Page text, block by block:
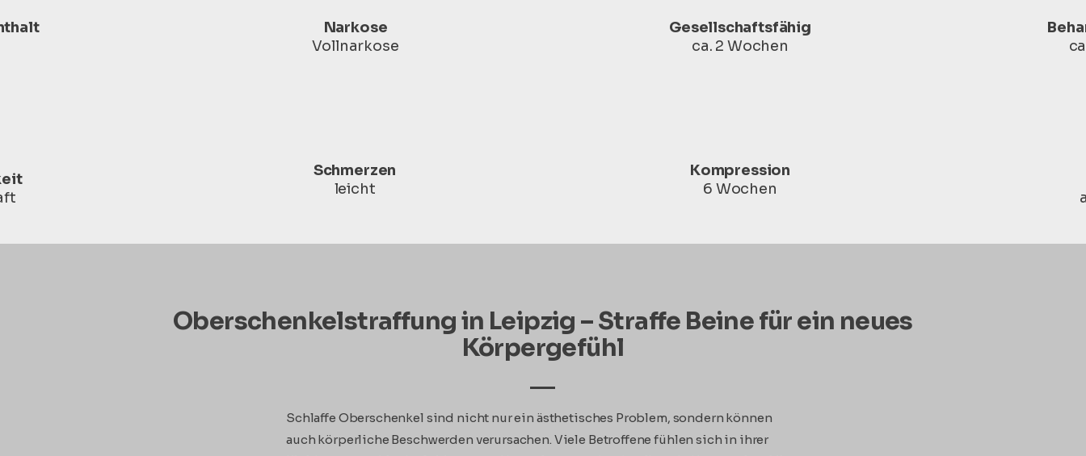
Narkose
Vollnarkose
Schmerzen
leicht
Gesellschaftsfähig
ca. 2 Wochen
Kompression
6 Wochen
Oberschenkelstraffung in Leipzig – Straffe Beine für ein neues
Körpergefühl
Schlaffe Oberschenkel sind nicht nur ein ästhetisches Problem, sondern können
auch körperliche Beschwerden verursachen. Viele Betroffene fühlen sich in ihrer